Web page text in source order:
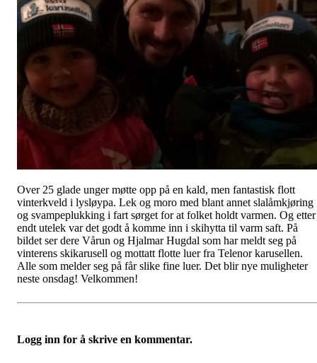
Over 25 glade unger møtte opp på en kald, men fantastisk flott
vinterkveld i lysløypa. Lek og moro med blant annet slalåmkjøring
og svampeplukking i fart sørget for at folket holdt varmen. Og etter
endt utelek var det godt å komme inn i skihytta til varm saft. På
bildet ser dere Vårun og Hjalmar Hugdal som har meldt seg på
vinterens skikarusell og mottatt flotte luer fra Telenor karusellen.
Alle som melder seg på får slike fine luer. Det blir nye muligheter
neste onsdag! Velkommen!
Logg inn for å skrive en kommentar.